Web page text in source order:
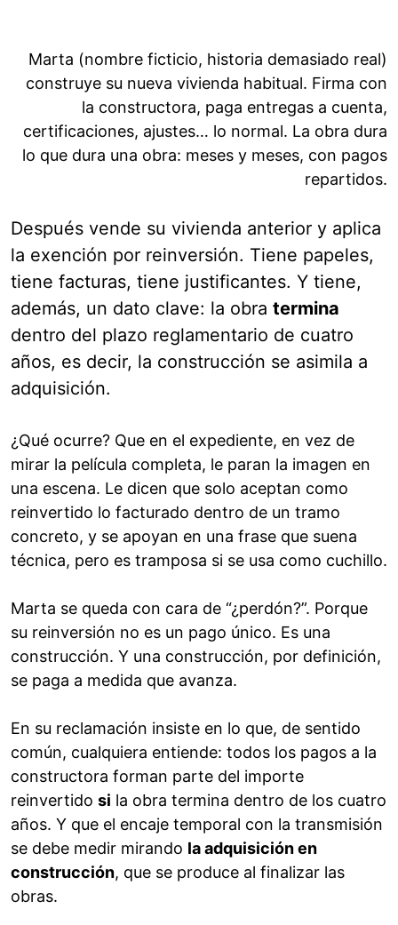
Marta (nombre ficticio, historia demasiado real)
construye su nueva vivienda habitual. Firma con
la constructora, paga entregas a cuenta,
certificaciones, ajustes… lo normal. La obra dura
lo que dura una obra: meses y meses, con pagos
repartidos.
Después vende su vivienda anterior y aplica
la exención por reinversión. Tiene papeles,
tiene facturas, tiene justificantes. Y tiene,
además, un dato clave: la obra termina
dentro del plazo reglamentario de cuatro
años, es decir, la construcción se asimila a
adquisición.
¿Qué ocurre? Que en el expediente, en vez de
mirar la película completa, le paran la imagen en
una escena. Le dicen que solo aceptan como
reinvertido lo facturado dentro de un tramo
concreto, y se apoyan en una frase que suena
técnica, pero es tramposa si se usa como cuchillo.
Marta se queda con cara de “¿perdón?”. Porque
su reinversión no es un pago único. Es una
construcción. Y una construcción, por definición,
se paga a medida que avanza.
En su reclamación insiste en lo que, de sentido
común, cualquiera entiende: todos los pagos a la
constructora forman parte del importe
reinvertido si la obra termina dentro de los cuatro
años. Y que el encaje temporal con la transmisión
se debe medir mirando la adquisición en
construcción, que se produce al finalizar las
obras.